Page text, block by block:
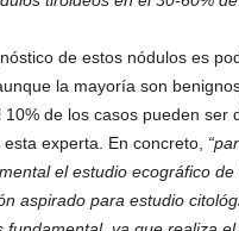
de estos nódulos es
la mayoría son
de los casos pueden ser
experta. En concreto,
el estudio ecográfico de
aspirado para estudio